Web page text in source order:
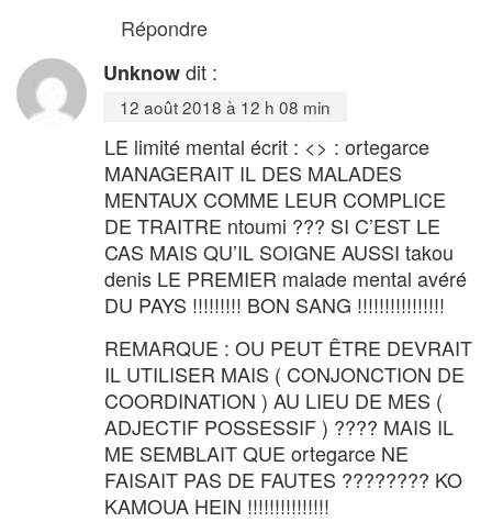
Répondre
Unknowdit :
12 août 2018 à 12 h 08 min
LE limité mental écrit : <> : ortegarce
MANAGERAIT IL DES MALADES
MENTAUX COMME LEUR COMPLICE
DE TRAITRE ntoumi ??? SI C’EST LE
CAS MAIS QU’IL SOIGNE AUSSI takou
denis LE PREMIER malade mental avéré
DU PAYS !!!!!!!!! BON SANG !!!!!!!!!!!!!!!!
REMARQUE : OU PEUT ÊTRE DEVRAIT
IL UTILISER MAIS ( CONJONCTION DE
COORDINATION ) AU LIEU DE MES (
ADJECTIF POSSESSIF ) ???? MAIS IL
ME SEMBLAIT QUE ortegarce NE
FAISAIT PAS DE FAUTES ???????? KO
KAMOUA HEIN !!!!!!!!!!!!!!!